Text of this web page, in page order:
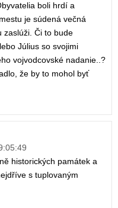
boli hrdí a
je súdená večná
zaslúži. Či to bude
Július so svojimi
vojvodcovské nadanie..?
že by to mohol byť
historických památek a
s tuplovaným